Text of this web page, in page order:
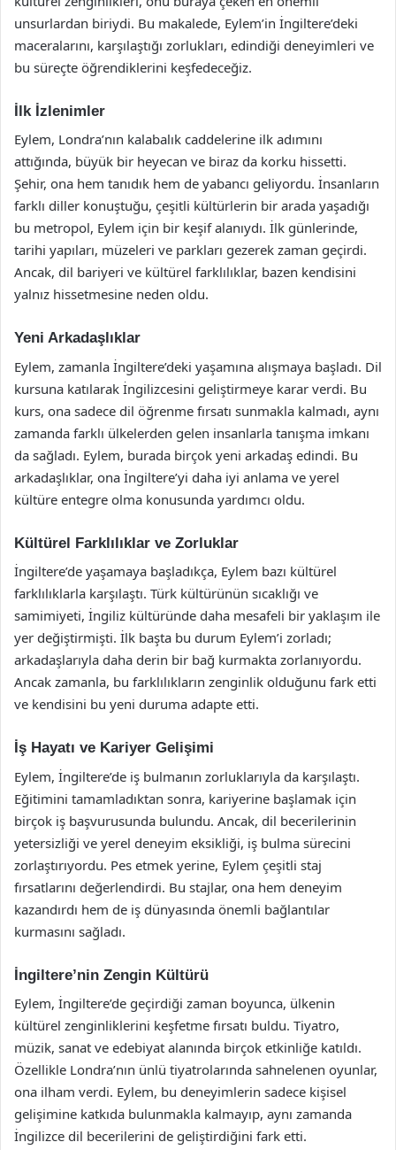
unsurlardan biriydi. Bu makalede, Eylem’in İngiltere’deki
maceralarını, karşılaştığı zorlukları, edindiği deneyimleri ve
bu süreçte öğrendiklerini keşfedeceğiz.
İlk İzlenimler
Eylem, Londra’nın kalabalık caddelerine ilk adımını
attığında, büyük bir heyecan ve biraz da korku hissetti.
Şehir, ona hem tanıdık hem de yabancı geliyordu. İnsanların
farklı diller konuştuğu, çeşitli kültürlerin bir arada yaşadığı
bu metropol, Eylem için bir keşif alanıydı. İlk günlerinde,
tarihi yapıları, müzeleri ve parkları gezerek zaman geçirdi.
Ancak, dil bariyeri ve kültürel farklılıklar, bazen kendisini
yalnız hissetmesine neden oldu.
Yeni Arkadaşlıklar
Eylem, zamanla İngiltere’deki yaşamına alışmaya başladı. Dil
kursuna katılarak İngilizcesini geliştirmeye karar verdi. Bu
kurs, ona sadece dil öğrenme fırsatı sunmakla kalmadı, aynı
zamanda farklı ülkelerden gelen insanlarla tanışma imkanı
da sağladı. Eylem, burada birçok yeni arkadaş edindi. Bu
arkadaşlıklar, ona İngiltere’yi daha iyi anlama ve yerel
kültüre entegre olma konusunda yardımcı oldu.
Kültürel Farklılıklar ve Zorluklar
İngiltere’de yaşamaya başladıkça, Eylem bazı kültürel
farklılıklarla karşılaştı. Türk kültürünün sıcaklığı ve
samimiyeti, İngiliz kültüründe daha mesafeli bir yaklaşım ile
yer değiştirmişti. İlk başta bu durum Eylem’i zorladı;
arkadaşlarıyla daha derin bir bağ kurmakta zorlanıyordu.
Ancak zamanla, bu farklılıkların zenginlik olduğunu fark etti
ve kendisini bu yeni duruma adapte etti.
İş Hayatı ve Kariyer Gelişimi
Eylem, İngiltere’de iş bulmanın zorluklarıyla da karşılaştı.
Eğitimini tamamladıktan sonra, kariyerine başlamak için
birçok iş başvurusunda bulundu. Ancak, dil becerilerinin
yetersizliği ve yerel deneyim eksikliği, iş bulma sürecini
zorlaştırıyordu. Pes etmek yerine, Eylem çeşitli staj
fırsatlarını değerlendirdi. Bu stajlar, ona hem deneyim
kazandırdı hem de iş dünyasında önemli bağlantılar
kurmasını sağladı.
İngiltere’nin Zengin Kültürü
Eylem, İngiltere’de geçirdiği zaman boyunca, ülkenin
kültürel zenginliklerini keşfetme fırsatı buldu. Tiyatro,
müzik, sanat ve edebiyat alanında birçok etkinliğe katıldı.
Özellikle Londra’nın ünlü tiyatrolarında sahnelenen oyunlar,
ona ilham verdi. Eylem, bu deneyimlerin sadece kişisel
gelişimine katkıda bulunmakla kalmayıp, aynı zamanda
İngilizce dil becerilerini de geliştirdiğini fark etti.